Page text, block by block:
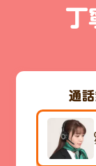
丁
通話